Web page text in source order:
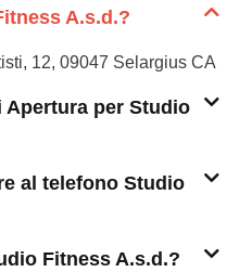
A.s.d.?
12, 09047 Selargius CA
per Studio
al telefono Studio
Fitness A.s.d.?